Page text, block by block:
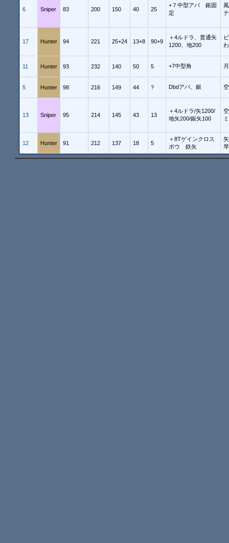
6 Sniper 83 200 150 40 25
+７中型アバ 銀固
定
17 Hunter 94 221 25+24 13+8 90+9
＋4ルドラ、普通矢
1200、地200
11 Hunter 93 232 140 50 5 +7中型角
5 Hunter 98 216 149 44 ? Dbdアバ、銀
13 Sniper 95 214 145 43 13
＋4ルドラ/矢1200/
地矢200/銀矢100
12 Hunter 91 212 137 18 5
＋8Tゲインクロス
ボウ 鉄矢